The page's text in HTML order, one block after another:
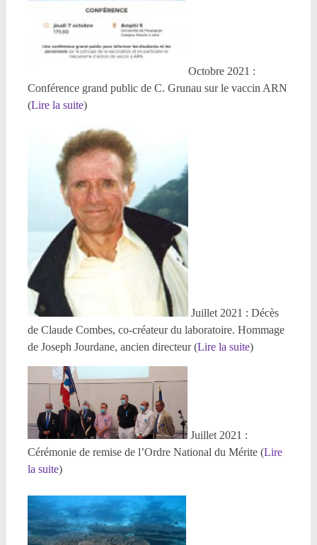
Octobre 2021 :
Conférence grand public de C. Grunau sur le vaccin ARN
(Lire la suite)
Juillet 2021 : Décès
de Claude Combes, co-créateur du laboratoire. Hommage
de Joseph Jourdane, ancien directeur (Lire la suite)
Juillet 2021 :
Cérémonie de remise de l’Ordre National du Mérite (Lire
la suite)